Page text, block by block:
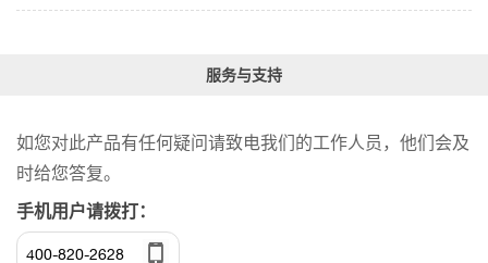
服务与支持
如您对此产品有任何疑问请致电我们的工作人员，他们会及
时给您答复。
手机用户请拨打：
400-820-2628